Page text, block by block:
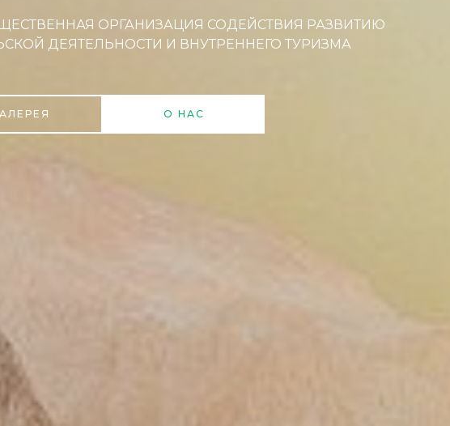
ОРГАНИЗАЦИЯ СОДЕЙСТВИЯ РАЗВИТИЮ
ДЕЯТЕЛЬНОСТИ И ВНУТРЕННЕГО ТУРИЗМА
О НАС